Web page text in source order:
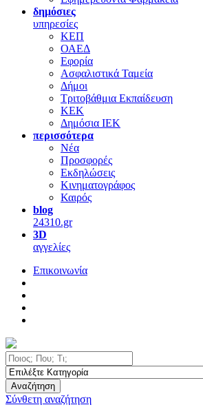
δημόσιες
υπηρεσίες
ΚΕΠ
ΟΑΕΔ
Εφορία
Ασφαλιστικά Ταμεία
Δήμοι
Τριτοβάθμια Εκπαίδευση
ΚΕΚ
Δημόσια ΙΕΚ
περισσότερα
Νέα
Προσφορές
Εκδηλώσεις
Κινηματογράφος
Καιρός
blog
24310.gr
3D
αγγελίες
Επικοινωνία
Αναζήτηση
Σύνθετη αναζήτηση